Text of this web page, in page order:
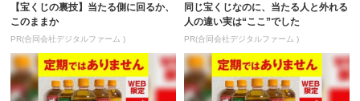
【宝くじの裏技】当たる側に回るか、
このままか
PR(合同会社デジタルファーム )
同じ宝くじなのに、当たる人と外れる
人の違い実は“ここ”でした
PR(合同会社デジタルファーム )